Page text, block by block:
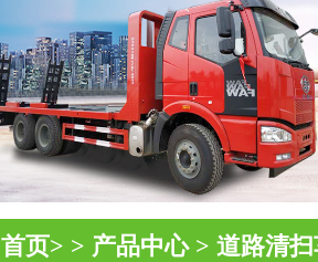
首页> > 产品中心> 道路清